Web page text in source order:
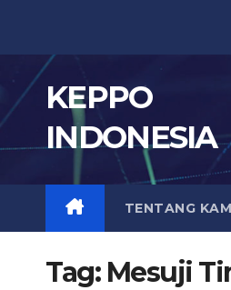
content
KEPPO
INDONESIA
TENTANG
Tag: Mesuji